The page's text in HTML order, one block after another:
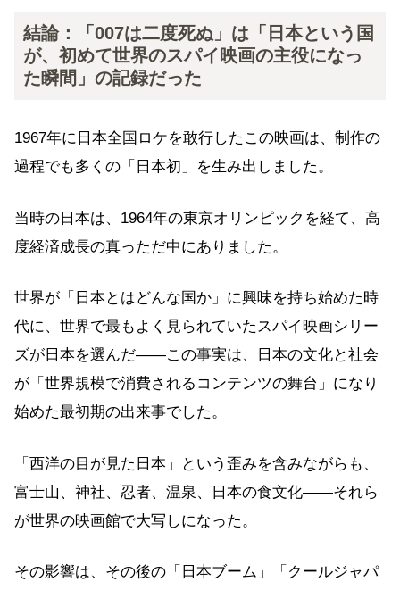
結論：「007は二度死ぬ」は「日本という国
が、初めて世界のスパイ映画の主役になっ
た瞬間」の記録だった
1967年に日本全国ロケを敢行したこの映画は、制作の
過程でも多くの「日本初」を生み出しました。
当時の日本は、1964年の東京オリンピックを経て、高
度経済成長の真っただ中にありました。
世界が「日本とはどんな国か」に興味を持ち始めた時
代に、世界で最もよく見られていたスパイ映画シリー
ズが日本を選んだ——この事実は、日本の文化と社会
が「世界規模で消費されるコンテンツの舞台」になり
始めた最初期の出来事でした。
「西洋の目が見た日本」という歪みを含みながらも、
富士山、神社、忍者、温泉、日本の食文化——それら
が世界の映画館で大写しになった。
その影響は、その後の「日本ブーム」「クールジャパ